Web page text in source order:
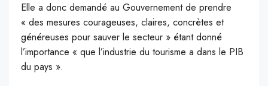
Elle a donc demandé au Gouvernement de prendre
« des mesures courageuses, claires, concrètes et
généreuses pour sauver le secteur » étant donné
l’importance « que l’industrie du tourisme a dans le PIB
du pays ».